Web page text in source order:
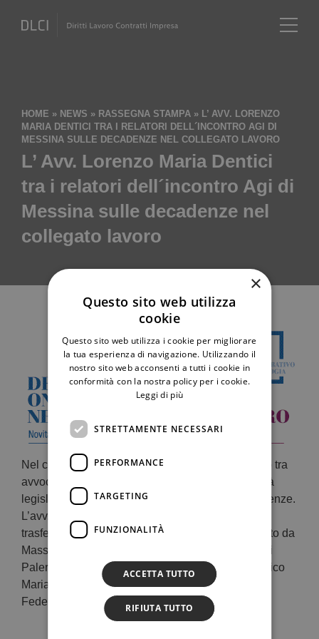
HOME » NEWS » RASSEGNA STAMPA » L’ AVV. LORENZO
MARIA DENTICI TRA I RELATORI DELL´INCONTRO AGI DI
MESSINA SULLE DECADENZE NEL COLLEGATO LAVORO
L’ Avv. Lorenzo Maria Dentici
tra i relatori dell´incontro Agi di
Messina sulle decadenze nel
collegato lavoro
Nel convegno saranno esaminate, in un confronto tra
avvocati, docenti universitari e magistrati, le novità
legislative e giurisprudenziali in materia di decadenze.
L’avv. Dentici interverrà sul tema “Decadenza e
trasferimento d’azienda”. L’incontro sarà coordinato da
Massimiliano Marinelli, ordinario nell’Università di
Palermo e le conclusioni verranno tratte da Federico
Maria Putaturo Donati, associato nell’Università
Federico II di Napoli.
×
Questo sito web utilizza
cookie
Questo sito web utilizza i cookie per migliorare
la tua esperienza di navigazione. Utilizzando il
nostro sito web acconsenti a tutti i cookie in
conformità con la nostra policy per i cookie.
Leggi di più
STRETTAMENTE NECESSARI
PERFORMANCE
TARGETING
FUNZIONALITÀ
ACCETTA TUTTO
RIFIUTA TUTTO